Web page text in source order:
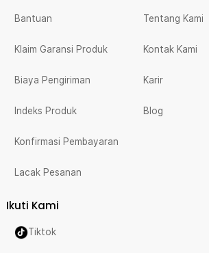
Bantuan
Klaim Garansi Produk
Biaya Pengiriman
Indeks Produk
Konfirmasi Pembayaran
Lacak Pesanan
Tentang Kami
Kontak Kami
Karir
Blog
Ikuti Kami
Tiktok